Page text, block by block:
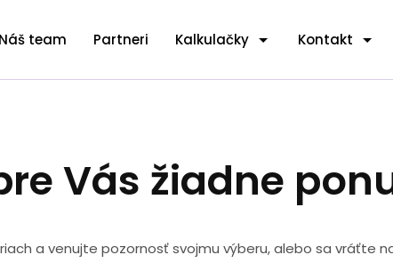
Náš team Partneri Kalkulačky Kontakt
Vás žiadne
a venujte pozornosť svojmu výberu, alebo sa vráťte